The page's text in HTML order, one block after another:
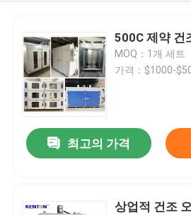
500C 제약 건
MOQ：1개 세트
가격：$1000-
최고의 가격
상업적 건조